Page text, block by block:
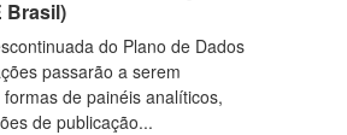
Brasil)
do Plano de Dados
passarão a serem
de painéis analíticos,
de publicação...